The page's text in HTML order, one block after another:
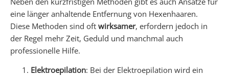
eine länger anhaltende Entfernung von Hexenhaaren.
Diese Methoden sind oft wirksamer, erfordern jedoch in
der Regel mehr Zeit, Geduld und manchmal auch
professionelle Hilfe.
Elektroepilation: Bei der Elektroepilation wird ein